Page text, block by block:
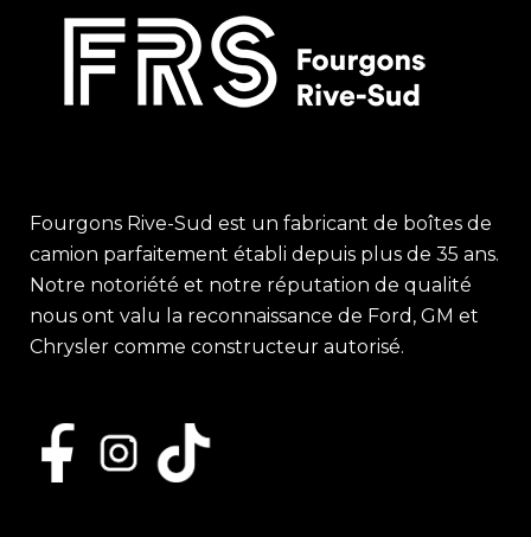
Fourgons Rive-Sud est un fabricant de boîtes de
camion parfaitement établi depuis plus de 35 ans.
Notre notoriété et notre réputation de qualité
nous ont valu la reconnaissance de Ford, GM et
Chrysler comme constructeur autorisé.